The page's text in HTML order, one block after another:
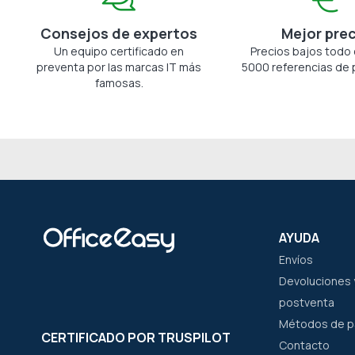
Consejos de expertos
Un equipo certificado en
preventa por las marcas IT más
famosas.
Mejor
Precios bajos todo
5000 referencias de
CERTIFICADO POR TRUSPILOT
AYUDA
Envíos
Devoluciones
postventa
Métodos de
Contacto